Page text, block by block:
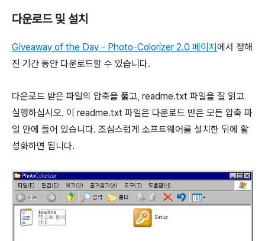
다운로드 및 설치
Giveaway of the Day - Photo-Colorizer 2.0 페이지에서 정해
진 기간 동안 다운로드할 수 있습니다.
다운로드 받은 파일의 압축을 풀고, readme.txt 파일을 잘 읽고
실행하십시오. 이 readme.txt 파일은 다운로드 받은 모든 압축 파
일 안에 들어 있습니다. 조심스럽게 소프트웨어를 설치한 뒤에 활
성화하면 됩니다.